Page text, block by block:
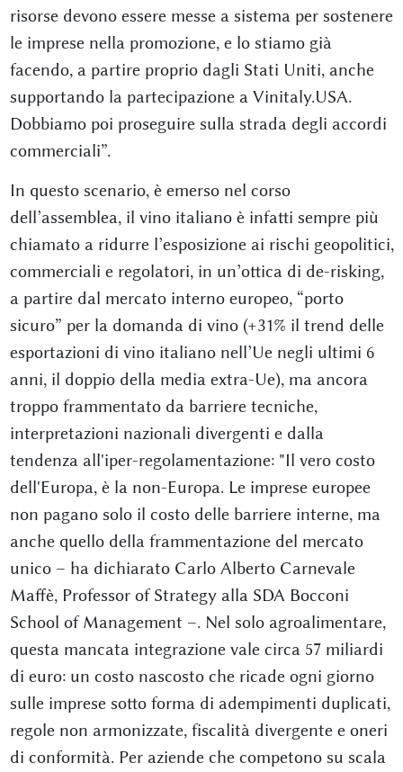
risorse devono essere messe a sistema per sostenere
le imprese nella promozione, e lo stiamo già
facendo, a partire proprio dagli Stati Uniti, anche
supportando la partecipazione a Vinitaly.USA.
Dobbiamo poi proseguire sulla strada degli accordi
commerciali”.
In questo scenario, è emerso nel corso
dell’assemblea, il vino italiano è infatti sempre più
chiamato a ridurre l’esposizione ai rischi geopolitici,
commerciali e regolatori, in un’ottica di de-risking,
a partire dal mercato interno europeo, “porto
sicuro” per la domanda di vino (+31% il trend delle
esportazioni di vino italiano nell’Ue negli ultimi 6
anni, il doppio della media extra-Ue), ma ancora
troppo frammentato da barriere tecniche,
interpretazioni nazionali divergenti e dalla
tendenza all'iper-regolamentazione: "Il vero costo
dell'Europa, è la non-Europa. Le imprese europee
non pagano solo il costo delle barriere interne, ma
anche quello della frammentazione del mercato
unico – ha dichiarato Carlo Alberto Carnevale
Maffè, Professor of Strategy alla SDA Bocconi
School of Management –. Nel solo agroalimentare,
questa mancata integrazione vale circa 57 miliardi
di euro: un costo nascosto che ricade ogni giorno
sulle imprese sotto forma di adempimenti duplicati,
regole non armonizzate, fiscalità divergente e oneri
di conformità. Per aziende che competono su scala